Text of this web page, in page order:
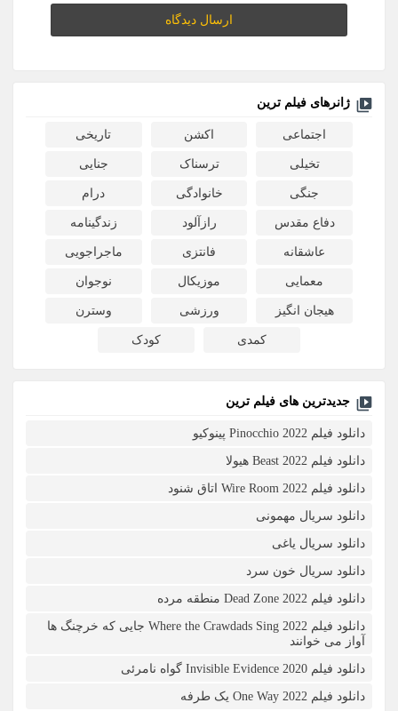
ژانرهای فیلم ترین
اجتماعی اکشن تاریخی
تخیلی ترسناک جنایی
جنگی خانوادگی درام
دفاع مقدس رازآلود زندگینامه
عاشقانه فانتزی ماجراجویی
معمایی موزیکال نوجوان
هیجان انگیز ورزشی وسترن
کمدی کودک
جدیدترین های فیلم ترین
دانلود فیلم Pinocchio 2022 پینوکیو
دانلود فیلم Beast 2022 هیولا
دانلود فیلم Wire Room 2022 اتاق شنود
دانلود سریال مهمونی
دانلود سریال یاغی
دانلود سریال خون سرد
دانلود فیلم 2022 Dead Zone منطقه مرده
دانلود فیلم Where the Crawdads Sing 2022 جایی که خرچنگ ها
آواز می خوانند
دانلود فیلم 2020 Invisible Evidence گواه نامرئی
دانلود فیلم One Way 2022 یک طرفه